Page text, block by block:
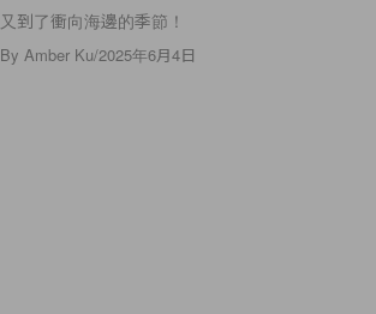
又到了衝向海邊的季節！
By Amber Ku/2025年6月4日